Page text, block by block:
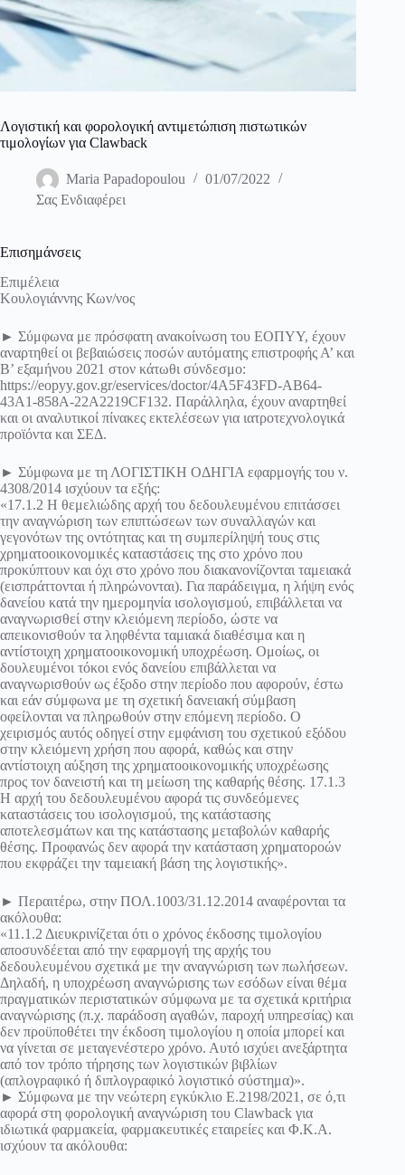
Λογιστική και φορολογική αντιμετώπιση πιστωτικών
τιμολογίων για Clawback
Maria Papadopoulou
01/07/2022
Σας Ενδιαφέρει
Επισημάνσεις
Επιμέλεια
Κουλογιάννης Κων/νος
► Σύμφωνα με πρόσφατη ανακοίνωση του ΕΟΠΥΥ, έχουν
αναρτηθεί οι βεβαιώσεις ποσών αυτόματης επιστροφής Α’ και
Β’ εξαμήνου 2021 στον κάτωθι σύνδεσμο:
https://eopyy.gov.gr/eservices/doctor/4A5F43FD-AB64-
43A1-858A-22A2219CF132. Παράλληλα, έχουν αναρτηθεί
και οι αναλυτικοί πίνακες εκτελέσεων για ιατροτεχνολογικά
προϊόντα και ΣΕΔ.
► Σύμφωνα με τη ΛΟΓΙΣΤΙΚΗ ΟΔΗΓΙΑ εφαρμογής του ν.
4308/2014 ισχύουν τα εξής:
«17.1.2 Η θεμελιώδης αρχή του δεδουλευμένου επιτάσσει
την αναγνώριση των επιπτώσεων των συναλλαγών και
γεγονότων της οντότητας και τη συμπερίληψή τους στις
χρηματοοικονομικές καταστάσεις της στο χρόνο που
προκύπτουν και όχι στο χρόνο που διακανονίζονται ταμειακά
(εισπράττονται ή πληρώνονται). Για παράδειγμα, η λήψη ενός
δανείου κατά την ημερομηνία ισολογισμού, επιβάλλεται να
αναγνωρισθεί στην κλειόμενη περίοδο, ώστε να
απεικονισθούν τα ληφθέντα ταμιακά διαθέσιμα και η
αντίστοιχη χρηματοοικονομική υποχρέωση. Ομοίως, οι
δουλευμένοι τόκοι ενός δανείου επιβάλλεται να
αναγνωρισθούν ως έξοδο στην περίοδο που αφορούν, έστω
και εάν σύμφωνα με τη σχετική δανειακή σύμβαση
οφείλονται να πληρωθούν στην επόμενη περίοδο. Ο
χειρισμός αυτός οδηγεί στην εμφάνιση του σχετικού εξόδου
στην κλειόμενη χρήση που αφορά, καθώς και στην
αντίστοιχη αύξηση της χρηματοοικονομικής υποχρέωσης
προς τον δανειστή και τη μείωση της καθαρής θέσης. 17.1.3
Η αρχή του δεδουλευμένου αφορά τις συνδεόμενες
καταστάσεις του ισολογισμού, της κατάστασης
αποτελεσμάτων και της κατάστασης μεταβολών καθαρής
θέσης. Προφανώς δεν αφορά την κατάσταση χρηματοροών
που εκφράζει την ταμειακή βάση της λογιστικής».
► Περαιτέρω, στην ΠΟΛ.1003/31.12.2014 αναφέρονται τα
ακόλουθα:
«11.1.2 Διευκρινίζεται ότι ο χρόνος έκδοσης τιμολογίου
αποσυνδέεται από την εφαρμογή της αρχής του
δεδουλευμένου σχετικά με την αναγνώριση των πωλήσεων.
Δηλαδή, η υποχρέωση αναγνώρισης των εσόδων είναι θέμα
πραγματικών περιστατικών σύμφωνα με τα σχετικά κριτήρια
αναγνώρισης (π.χ. παράδοση αγαθών, παροχή υπηρεσίας) και
δεν προϋποθέτει την έκδοση τιμολογίου η οποία μπορεί και
να γίνεται σε μεταγενέστερο χρόνο. Αυτό ισχύει ανεξάρτητα
από τον τρόπο τήρησης των λογιστικών βιβλίων
(απλογραφικό ή διπλογραφικό λογιστικό σύστημα)».
► Σύμφωνα με την νεώτερη εγκύκλιο Ε.2198/2021, σε ό,τι
αφορά στη φορολογική αναγνώριση του Clawback για
ιδιωτικά φαρμακεία, φαρμακευτικές εταιρείες και Φ.Κ.Α.
ισχύουν τα ακόλουθα: